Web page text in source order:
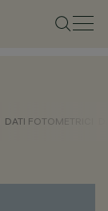
DATI FOTOMETRICI